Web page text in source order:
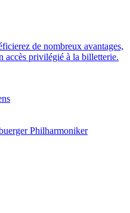
de nombreux avantages,
accès privilégié à la billetterie.
Philharmoniker